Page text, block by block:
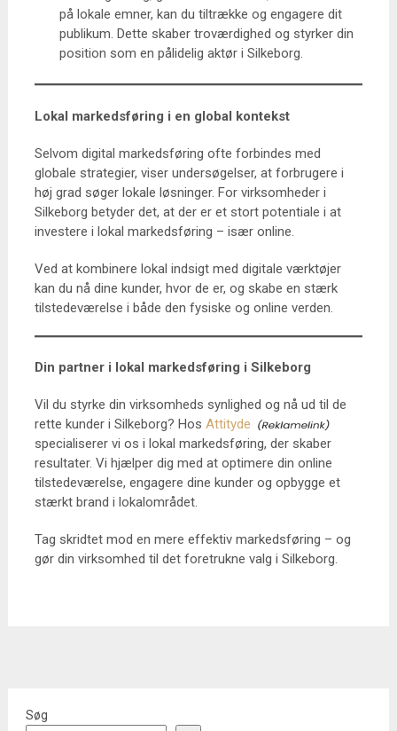
på lokale emner, kan du tiltrække og engagere dit
publikum. Dette skaber troværdighed og styrker din
position som en pålidelig aktør i Silkeborg.
Lokal markedsføring i en global kontekst
Selvom digital markedsføring ofte forbindes med
globale strategier, viser undersøgelser, at forbrugere i
høj grad søger lokale løsninger. For virksomheder i
Silkeborg betyder det, at der er et stort potentiale i at
investere i lokal markedsføring – især online.
Ved at kombinere lokal indsigt med digitale værktøjer
kan du nå dine kunder, hvor de er, og skabe en stærk
tilstedeværelse i både den fysiske og online verden.
Din partner i lokal markedsføring i Silkeborg
Vil du styrke din virksomheds synlighed og nå ud til de
rette kunder i Silkeborg? Hos Attityde
specialiserer vi os i lokal markedsføring, der skaber
resultater. Vi hjælper dig med at optimere din online
tilstedeværelse, engagere dine kunder og opbygge et
stærkt brand i lokalområdet.
Tag skridtet mod en mere effektiv markedsføring – og
gør din virksomhed til det foretrukne valg i Silkeborg.
Søg